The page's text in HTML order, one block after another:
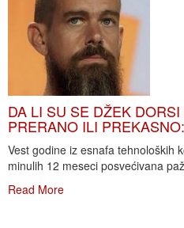
DA LI SU SE DŽEK
PRERANO ILI
Vest godine iz esnafa tehnoloških
minulih 12 meseci posvećivana
Read More